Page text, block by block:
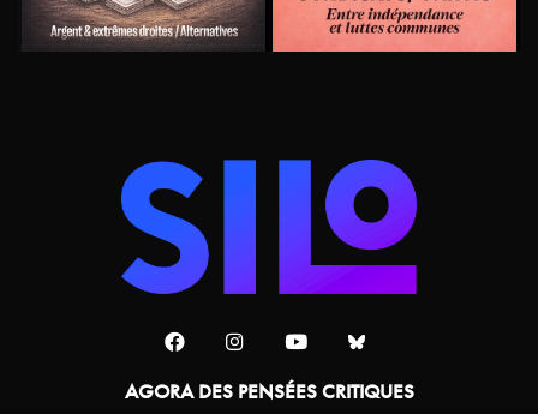
AGORA DES PENSÉES CRITIQUES